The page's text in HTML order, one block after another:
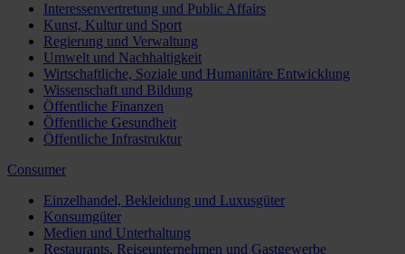
Interessenvertretung und Public Affairs
Kunst, Kultur und Sport
Regierung und Verwaltung
Umwelt und Nachhaltigkeit
Wirtschaftliche, Soziale und Humanitäre Entwicklung
Wissenschaft und Bildung
Öffentliche Finanzen
Öffentliche Gesundheit
Öffentliche Infrastruktur
Consumer
Einzelhandel, Bekleidung und Luxusgüter
Konsumgüter
Medien und Unterhaltung
Restaurants, Reiseunternehmen und Gastgewerbe